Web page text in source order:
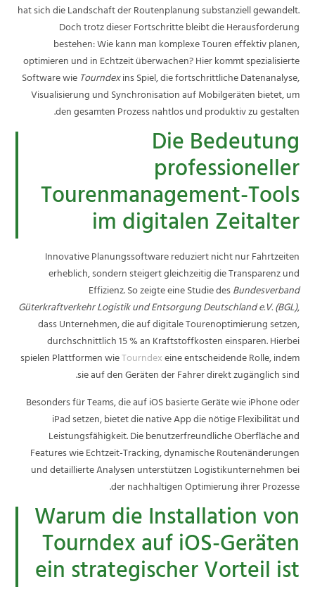
hat sich die Landschaft der Routenplanung substanziell gewandelt.
Doch trotz dieser Fortschritte bleibt die Herausforderung
bestehen: Wie kann man komplexe Touren effektiv planen,
optimieren und in Echtzeit überwachen? Hier kommt spezialisierte
Software wieTourndexins Spiel, die fortschrittliche Datenanalyse,
Visualisierung und Synchronisation auf Mobilgeräten bietet, um
den gesamten Prozess nahtlos und produktiv zu gestalten.
Die Bedeutung
professioneller
Tourenmanagement-Tools
im digitalen Zeitalter
Innovative Planungssoftware reduziert nicht nur Fahrtzeiten
erheblich, sondern steigert gleichzeitig die Transparenz und
Effizienz. So zeigte eine Studie desBundesverband
Güterkraftverkehr Logistik und Entsorgung Deutschland e.V. (BGL),
dass Unternehmen, die auf digitale Tourenoptimierung setzen,
durchschnittlich 15 % an Kraftstoffkosten einsparen. Hierbei
spielen Plattformen wieTourndexeine entscheidende Rolle, indem
sie auf den Geräten der Fahrer direkt zugänglich sind.
Besonders für Teams, die auf iOS basierte Geräte wie iPhone oder
iPad setzen, bietet die native App die nötige Flexibilität und
Leistungsfähigkeit. Die benutzerfreundliche Oberfläche and
Features wie Echtzeit-Tracking, dynamische Routenänderungen
und detaillierte Analysen unterstützen Logistikunternehmen bei
der nachhaltigen Optimierung ihrer Prozesse.
Warum die Installation von
Tourndex auf iOS-Geräten
ein strategischer Vorteil ist